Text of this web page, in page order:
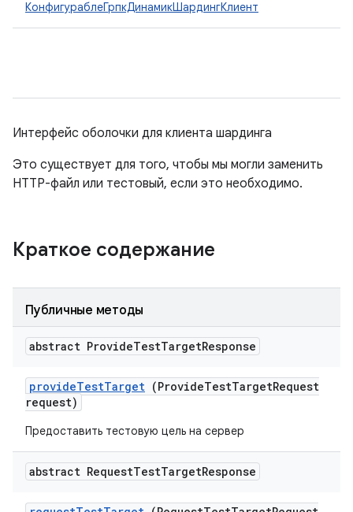
КонфигураблеГрпкДинамикШардингКлиент
Интерфейс оболочки для клиента шардинга
Это существует для того, чтобы мы могли заменить
HTTP-файл или тестовый, если это необходимо.
Краткое содержание
Публичные методы
abstract ProvideTestTargetResponse
provideTestTarget (ProvideTestTargetRequest
request)
Предоставить тестовую цель на сервер
abstract RequestTestTargetResponse